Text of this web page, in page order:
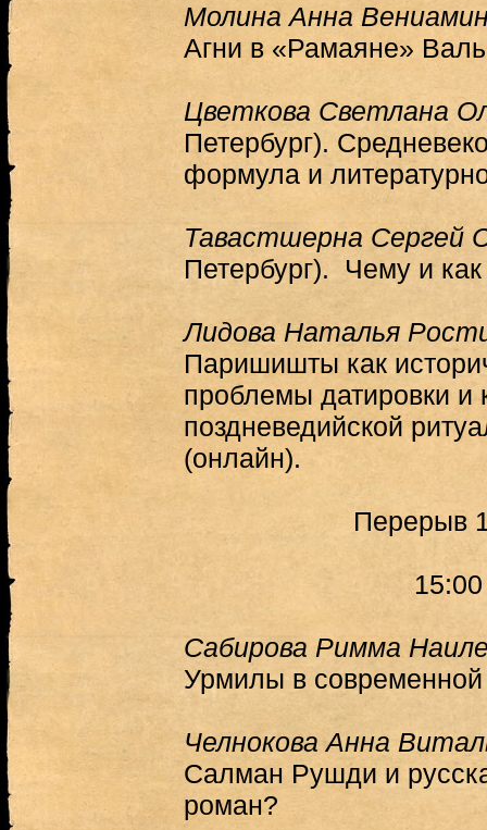
Молина Анна
Агни в «Рамаяне»
Цветкова Светлана
Петербург).
формула и
Тавастшерна Сергей
Петербург). Чему и
Лидова Наталья
Паришишты как
проблемы датировки и
поздневедийской
(онлайн).
Перерыв
Сабирова Римма
Урмилы в
Челнокова Анна
Салман Рушди и
роман?